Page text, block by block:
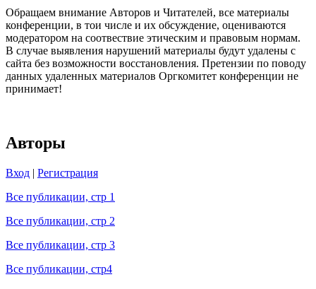
Обращаем внимание Авторов и Читателей, все материалы
конференции, в тои числе и их обсуждение, оцениваются
модератором на соотвествие этическим и правовым нормам.
В случае выявления нарушений материалы будут удалены с
сайта без возможности восстановления. Претензии по поводу
данных удаленных материалов Оргкомитет конференции не
принимает!
Авторы
Вход | Регистрация
Все публикации, стр 1
Все публикации, стр 2
Все публикации, стр 3
Все публикации, стр4